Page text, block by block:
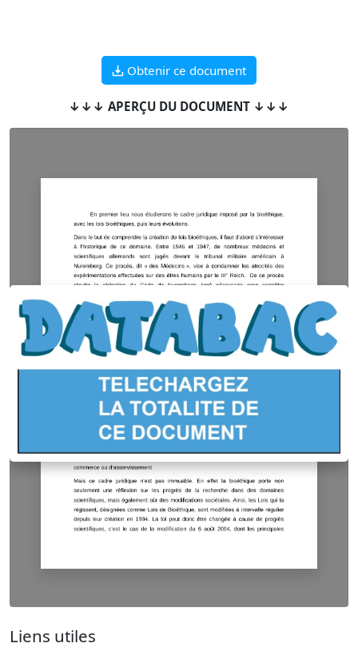
Obtenir ce document
↓↓↓ APERÇU DU DOCUMENT ↓↓↓
Liens utiles